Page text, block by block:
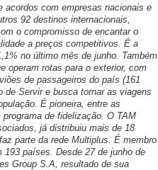
acordos com empresas nacionais e
92 destinos internacionais,
o compromisso de encantar o
a preços competitivos. É a
no último mês de junho. Também
operam rotas para o exterior, com
de passageiros do país (161
Servir e busca tornar as viagens
É pioneira, entre as
de fidelização. O TAM
já distribuiu mais de 18
parte da rede Multiplus. É membro
193 países. Desde 27 de junho de
Group S.A, resultado de sua